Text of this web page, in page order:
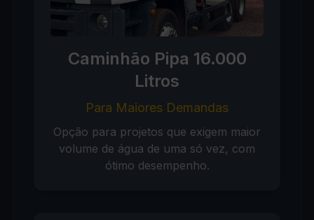
Caminhão Pipa 16.000
Litros
Para Maiores Demandas
Opção para projetos que exigem maior
volume de água de uma só vez, com
ótimo desempenho.